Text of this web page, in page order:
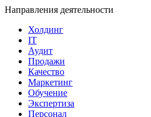
Направления деятельности
Холдинг
IT
Аудит
Продажи
Качество
Маркетинг
Обучение
Экспертиза
Персонал